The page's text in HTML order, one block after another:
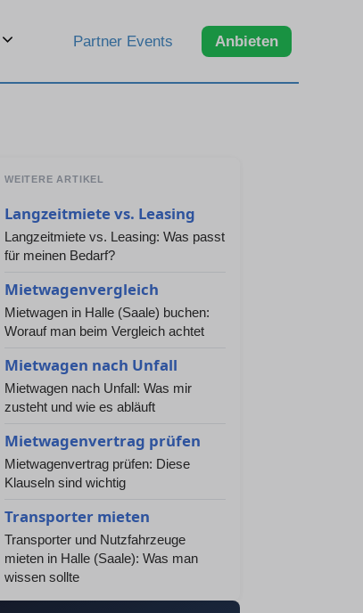
Partner Events Anbieten
WEITERE ARTIKEL
Langzeitmiete vs. Leasing
Langzeitmiete vs. Leasing: Was passt
für meinen Bedarf?
Mietwagenvergleich
Mietwagen in Halle (Saale) buchen:
Worauf man beim Vergleich achtet
Mietwagen nach Unfall
Mietwagen nach Unfall: Was mir
zusteht und wie es abläuft
Mietwagenvertrag prüfen
Mietwagenvertrag prüfen: Diese
Klauseln sind wichtig
Transporter mieten
Transporter und Nutzfahrzeuge
mieten in Halle (Saale): Was man
wissen sollte